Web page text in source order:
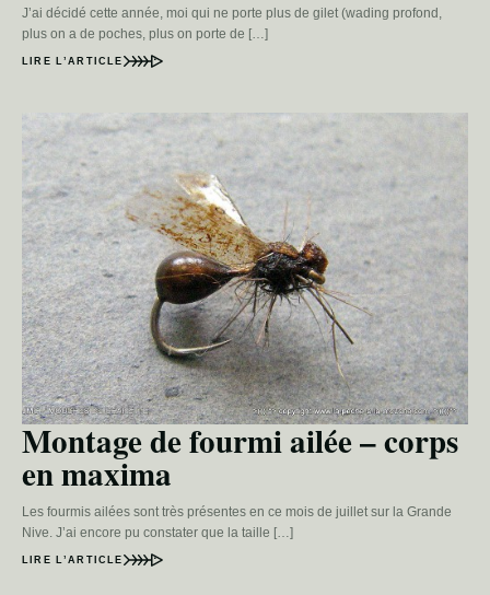
J’ai décidé cette année, moi qui ne porte plus de gilet (wading profond,
plus on a de poches, plus on porte de […]
LIRE L’ARTICLE
Montage de fourmi ailée – corps
en maxima
Les fourmis ailées sont très présentes en ce mois de juillet sur la Grande
Nive. J’ai encore pu constater que la taille […]
LIRE L’ARTICLE